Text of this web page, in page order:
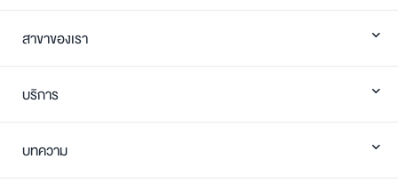
สาขาของเรา
บริการ
บทความ